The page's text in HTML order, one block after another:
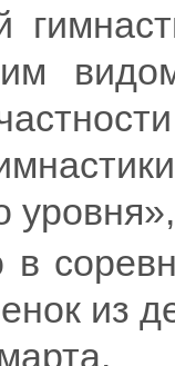
в
из